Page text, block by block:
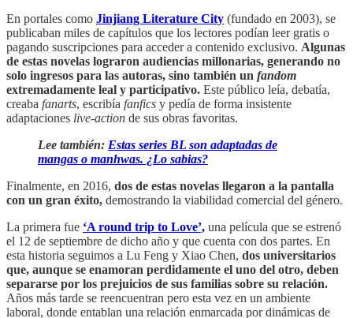
En portales como Jinjiang Literature City (fundado en 2003), se
publicaban miles de capítulos que los lectores podían leer gratis o
pagando suscripciones para acceder a contenido exclusivo. Algunas
de estas novelas lograron audiencias millonarias, generando no
solo ingresos para las autoras, sino también un fandom
extremadamente leal y participativo. Este público leía, debatía,
creaba fanarts, escribía fanfics y pedía de forma insistente
adaptaciones live-action de sus obras favoritas.
Lee también: Estas series BL son adaptadas de
mangas o manhwas. ¿Lo sabias?
Finalmente, en 2016, dos de estas novelas llegaron a la pantalla
con un gran éxito, demostrando la viabilidad comercial del género.
La primera fue ‘A round trip to Love’, una película que se estrenó
el 12 de septiembre de dicho año y que cuenta con dos partes. En
esta historia seguimos a Lu Feng y Xiao Chen, dos universitarios
que, aunque se enamoran perdidamente el uno del otro, deben
separarse por los prejuicios de sus familias sobre su relación.
Años más tarde se reencuentran pero esta vez en un ambiente
laboral, donde entablan una relación enmarcada por dinámicas de